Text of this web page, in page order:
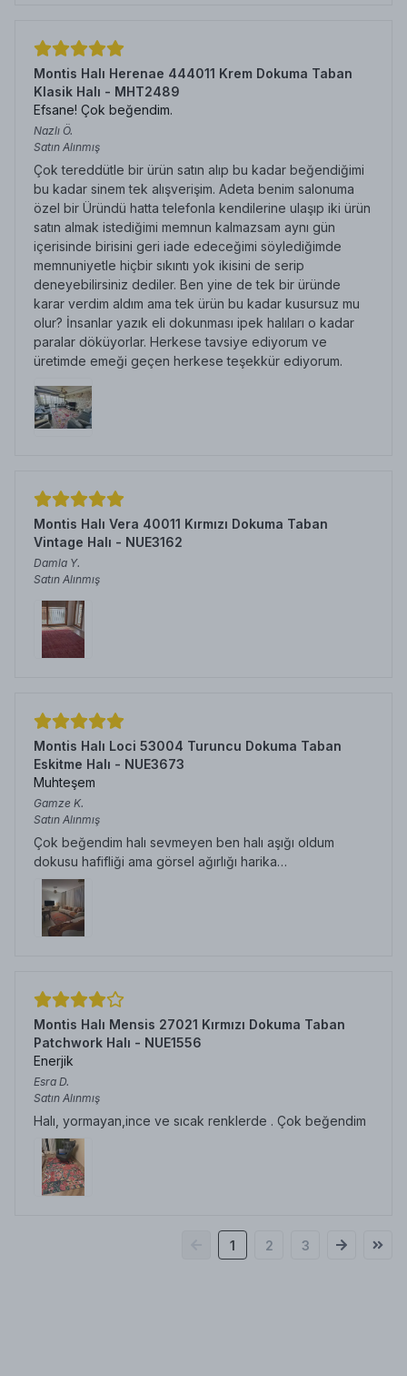
Montis Halı Herenae 444011 Krem Dokuma Taban
Klasik Halı - MHT2489
Efsane! Çok beğendim.
Nazlı Ö.
Satın Alınmış
Çok tereddütle bir ürün satın alıp bu kadar beğendiğimi
bu kadar sinem tek alışverişim. Adeta benim salonuma
özel bir Üründü hatta telefonla kendilerine ulaşıp iki ürün
satın almak istediğimi memnun kalmazsam aynı gün
içerisinde birisini geri iade edeceğimi söylediğimde
memnuniyetle hiçbir sıkıntı yok ikisini de serip
deneyebilirsiniz dediler. Ben yine de tek bir üründe
karar verdim aldım ama tek ürün bu kadar kusursuz mu
olur? İnsanlar yazık eli dokunması ipek halıları o kadar
paralar döküyorlar. Herkese tavsiye ediyorum ve
üretimde emeği geçen herkese teşekkür ediyorum.
Montis Halı Vera 40011 Kırmızı Dokuma Taban
Vintage Halı - NUE3162
Damla Y.
Satın Alınmış
Montis Halı Loci 53004 Turuncu Dokuma Taban
Eskitme Halı - NUE3673
Muhteşem
Gamze K.
Satın Alınmış
Çok beğendim halı sevmeyen ben halı aşığı oldum
dokusu hafifliği ama görsel ağırlığı harika…
Montis Halı Mensis 27021 Kırmızı Dokuma Taban
Patchwork Halı - NUE1556
Enerjik
Esra D.
Satın Alınmış
Halı, yormayan,ince ve sıcak renklerde . Çok beğendim
1 2 3